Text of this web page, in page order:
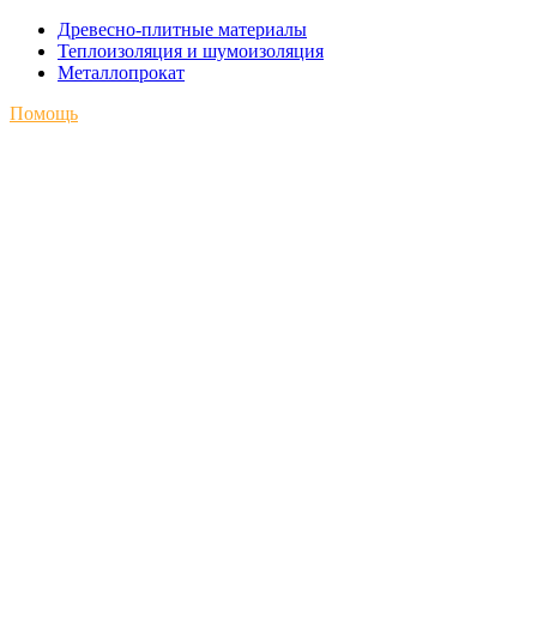
Древесно-плитные материалы
Теплоизоляция и шумоизоляция
Металлопрокат
Помощь